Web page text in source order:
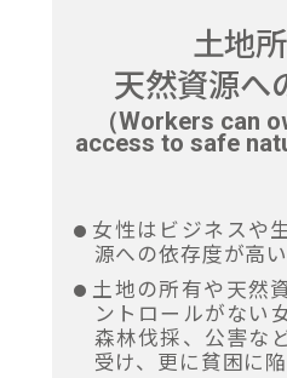
土地
天然資源へ
（Workers can
access to safe
女性はビジネスや
源への依存度が高い
土地の所有や天然
ントロールがない
森林伐採、公害な
受け、更に貧困に